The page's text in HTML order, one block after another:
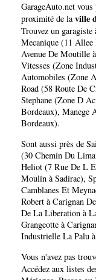
GarageAuto.net vous
proximité de laville
Trouvez un
Mecanique (11
Avenue De Moutille
Vitesses (Zone
Automobiles (Zone
Road (58 Route De
Stephane (Zone D
Bordeaux), Manege
Bordeaux).
Sont aussi près de
(30 Chemin Du
Heliot (7 Rue De L
Moulin à Sadirac),
Camblanes Et
Robert à Carignan
De La Liberation à
Grangeotte à
Industrielle La Palu
Vous n'avez pas
Accédez aux listes